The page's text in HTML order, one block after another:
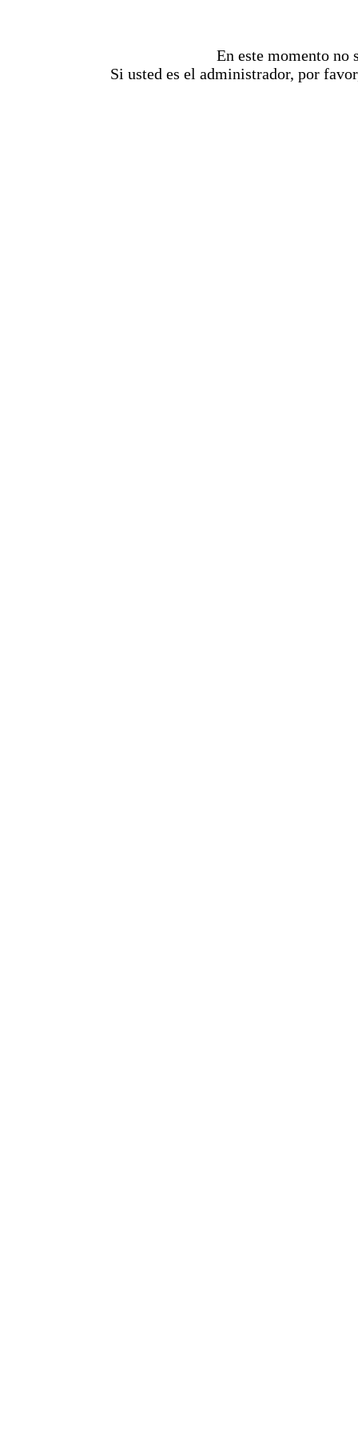
En este momento no
Si usted es el administrador, por